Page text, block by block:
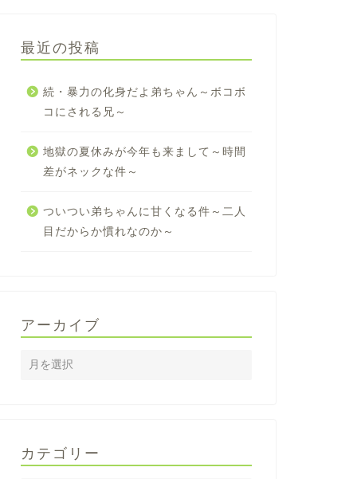
最近の投稿
続・暴力の化身だよ弟ちゃん～ボコボ
コにされる兄～
地獄の夏休みが今年も来まして～時間
差がネックな件～
ついつい弟ちゃんに甘くなる件～二人
目だからか慣れなのか～
アーカイブ
カテゴリー